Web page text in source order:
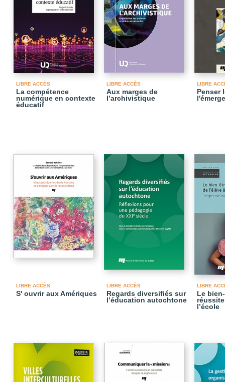
LIBRE ACCÈS
La compétence
numérique en contexte
éducatif
LIBRE ACCÈS
Aux marges de
l’archivistique
LIBRE
Penser
LIBRE ACCÈS
S' ouvrir aux Amériques
LIBRE ACCÈS
Regards diversifiés sur
l’éducation autochtone
LIBRE
Le
l’école